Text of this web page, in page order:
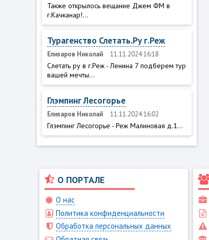
Также открылось вещание Джем ФМ в
г.Качканар!...
Турагенство Слетать.Ру г.Реж
Елизаров Николай 11.11.2024 16:18
Слетать ру в г.Реж - Ленина 7 подберем тур
вашей мечты...
Глэмпинг Лесогорье
Елизаров Николай 11.11.2024 16:02
Глэмпинг Лесогорье - Реж Малиновая д.1...
О ПОРТАЛЕ
О нас
Политика конфиденциальности
Обработка персональных данных